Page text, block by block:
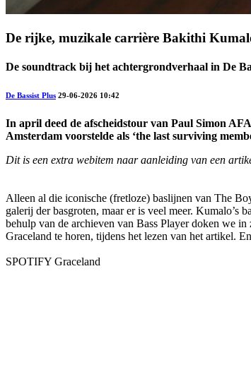
De rijke, muzikale carrière Bakithi
De soundtrack bij het achtergrondverhaal in De
De Bassist Plus 29-06-2026 10:42
In april deed de afscheidstour van Paul Simon
Amsterdam voorstelde als ‘the last surviving
Dit is een extra webitem naar aanleiding van een
Alleen al die iconische (fretloze) baslijnen van The
galerij der basgroten, maar er is veel meer.
behulp van de archieven van Bass Player doken we
Graceland te horen, tijdens het lezen van het artikel.
SPOTIFY Graceland